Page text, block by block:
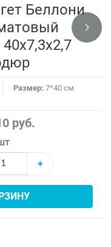
Беллони
Размер: 7*40 см
руб.
+